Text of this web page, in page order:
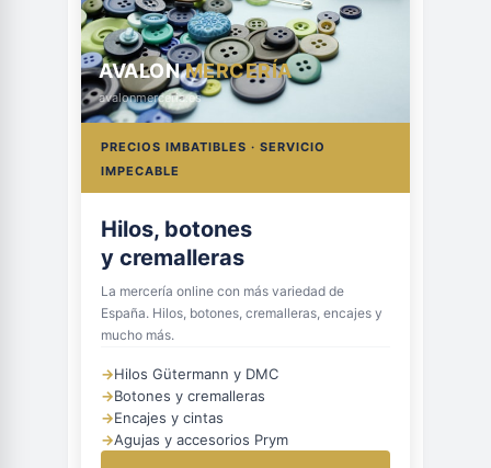
AVALONMERCERÍA
avalonmerceria.es
PRECIOS IMBATIBLES · SERVICIO
IMPECABLE
Hilos, botones
y cremalleras
La mercería online con más variedad de
España. Hilos, botones, cremalleras, encajes y
mucho más.
→Hilos Gütermann y DMC
→Botones y cremalleras
→Encajes y cintas
→Agujas y accesorios Prym